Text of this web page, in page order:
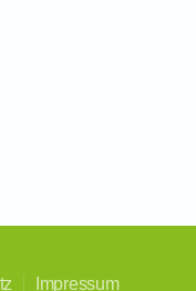
Impressum